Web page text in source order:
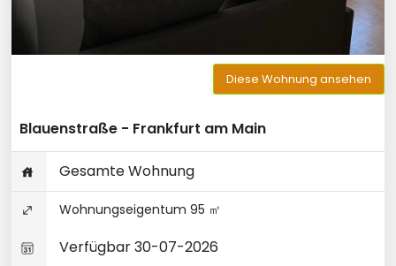
Diese Wohnung ansehen
Blauenstraße - Frankfurt am Main
Gesamte Wohnung
Wohnungseigentum 95 ㎡
Verfügbar 30-07-2026